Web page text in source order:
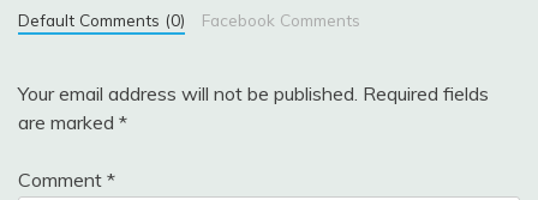
Default Comments (0) Facebook Comments
Your email address will not be published. Required fields
are marked *
Comment *